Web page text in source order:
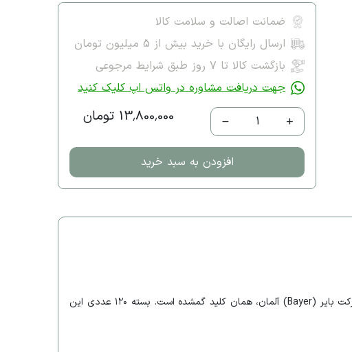
ضمانت اصالت و سلامت کالا
ارسال رایگان با خرید بیش از 5 میلیون تومان
بازگشت کالا تا ۷ روز طبق شرایط مرجوعی
جهت دریافت مشاوره در واتس اپ کلیک کنید
1 13,800,000 تومان
افزودن به سبد خرید
اگر به دنبال راه حلی قطعی برای نازکی تار موها و ریزش‌های عصبی یا هورمونی هستید، مکمل پریورین (Priorin) محصول شرکت بایر (Bayer) آلمان، همان کلید گمشده است. بسته ۱۲۰ عددی این